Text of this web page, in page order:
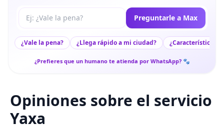
Tu pregunta a Max Preguntarle a Max
¿Vale la pena? ¿Llega rápido a mi ciudad? ¿Características
¿Prefieres que un humano te atienda por WhatsApp? 🐾
Opiniones sobre el servicio
Yaxa